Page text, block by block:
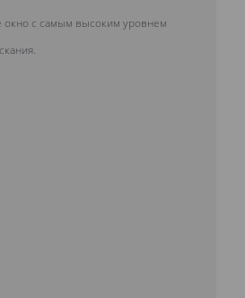
окно с самым высоким уровнем